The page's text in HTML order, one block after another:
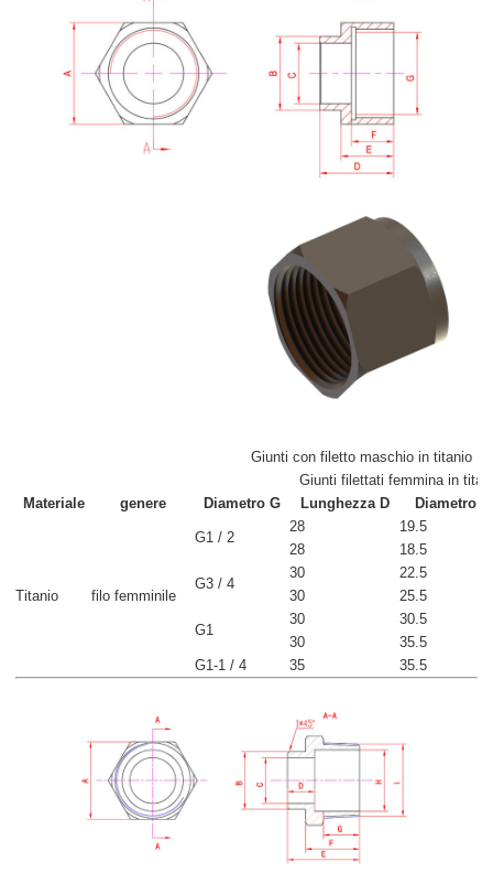
Giunti con filetto maschio in titanio
Giunti filettati femmina in
Materiale
genere Diametro G Lunghezza D Diametro
Titanio filo femminile
G1 / 2
28
19.5
28
18.5
G3 / 4
30
22.5
30
25.5
G1
30
30.5
30
35.5
G1-1 / 4
35 35.5